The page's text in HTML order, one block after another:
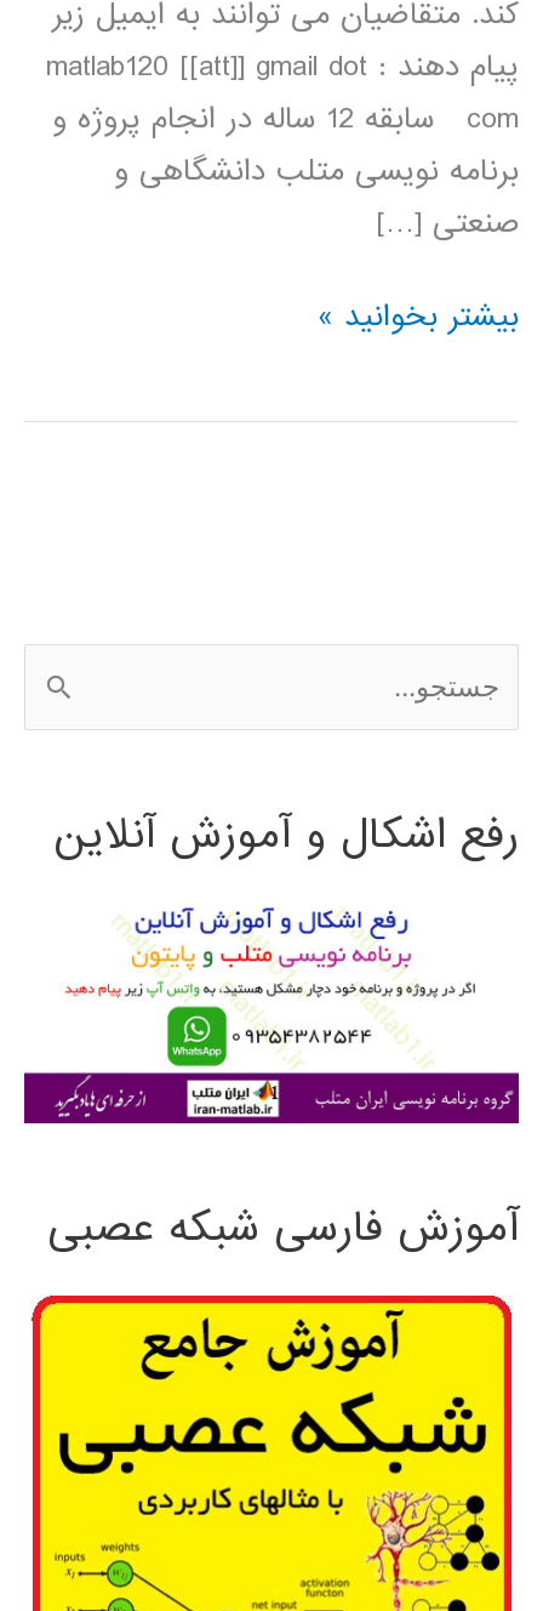
کند. متقاضیان می توانند به ایمیل زیر
پیام دهند : matlab120 [[att]] gmail dot
com سابقه 12 ساله در انجام پروژه و
برنامه نویسی متلب دانشگاهی و
صنعتی […]
انجام
متلب
بیشتر بخوانید »
س
ج
ی
رفع اشکال و آموزش آنلاین
آموزش فارسی شبکه عصبی